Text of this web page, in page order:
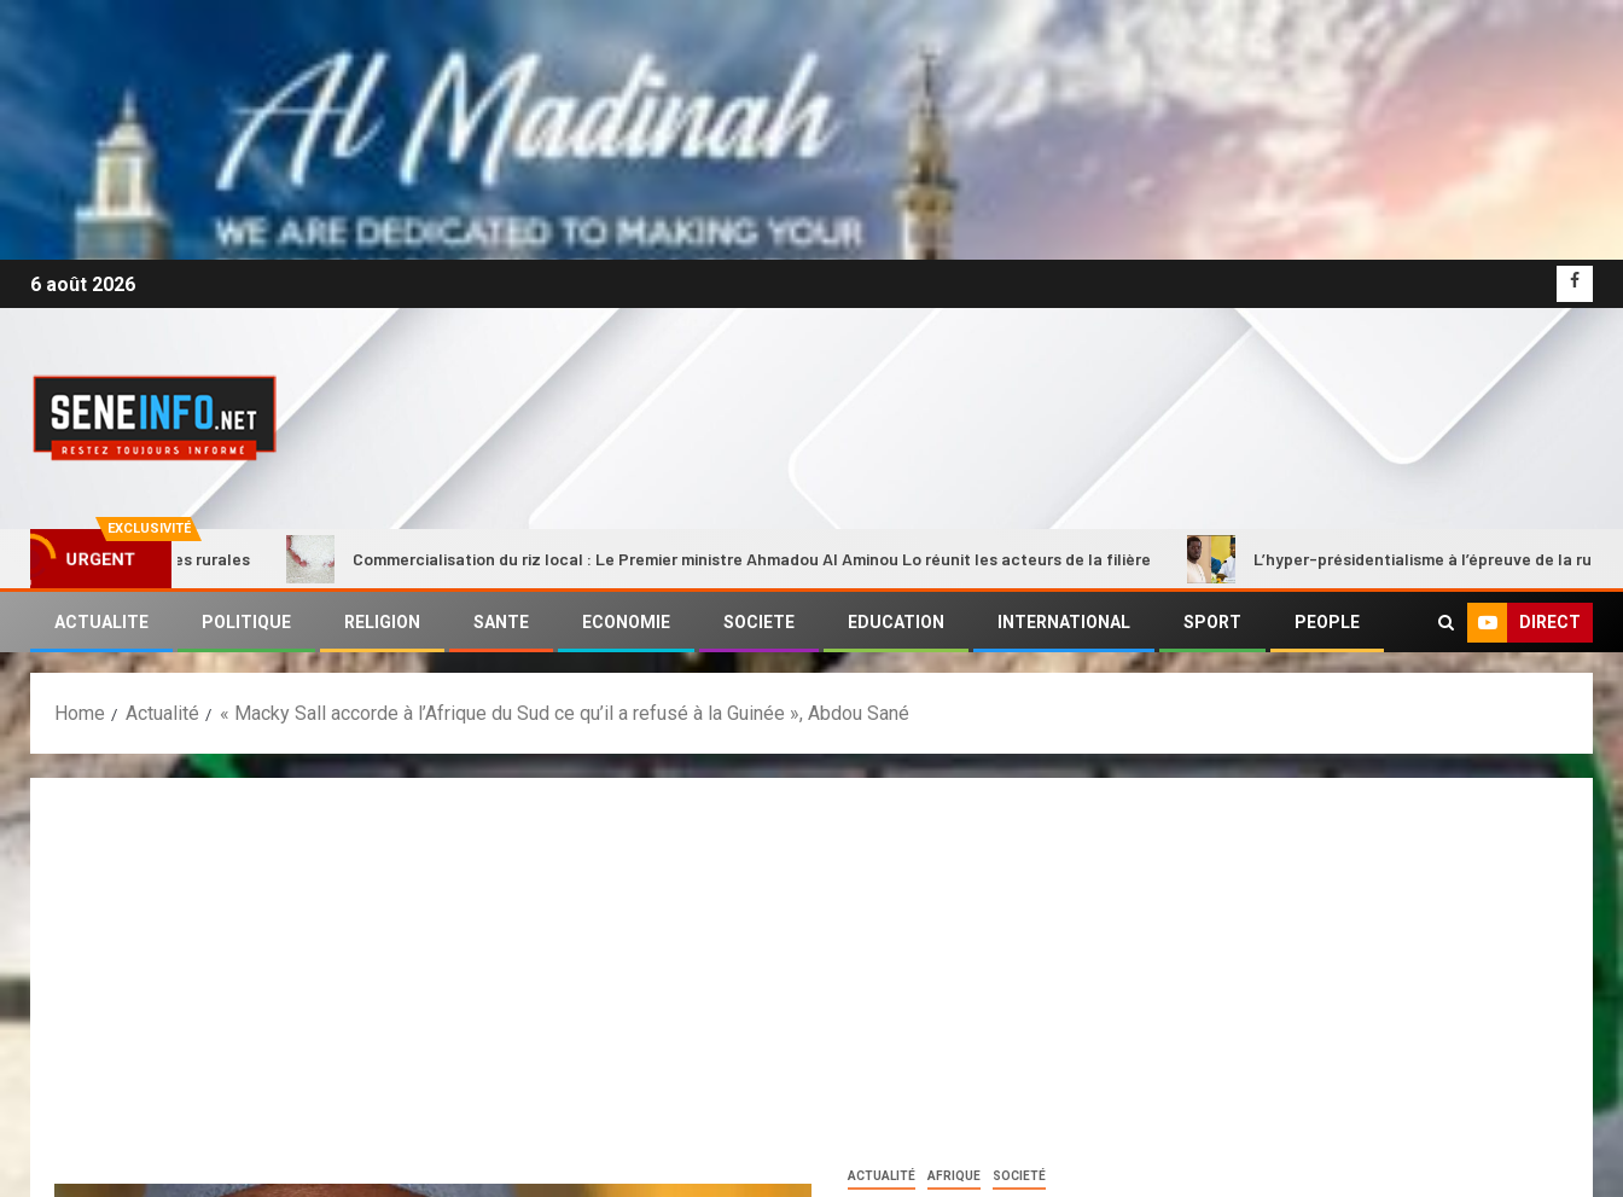
6 août 2026
EXCLUSIVITÉ
URGENT
des femmes rurales Commercialisation du riz local : Le Premier ministre Ahmadou Al Aminou Lo réunit les acteurs de la filière L’hyper-présidentialisme à l’épreuve de la rupture
ACTUALITE POLITIQUE RELIGION SANTE ECONOMIE SOCIETE EDUCATION INTERNATIONAL SPORT PEOPLE DIRECT
Home Actualité « Macky Sall accorde à l’Afrique du Sud ce qu’il a refusé à la Guinée », Abdou Sané
ACTUALITÉ AFRIQUE SOCIETÉ